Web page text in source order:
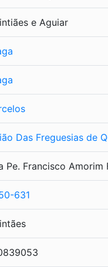
e Aguiar
Das Freguesias de
Pe. Francisco Amorim
631